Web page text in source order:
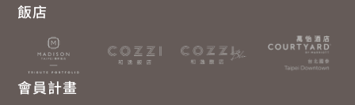
飯店
會員計畫